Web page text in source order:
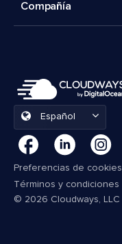
Compañía
Español
Preferencias de cookies
Términos y condiciones
© 2026 Cloudways, LLC